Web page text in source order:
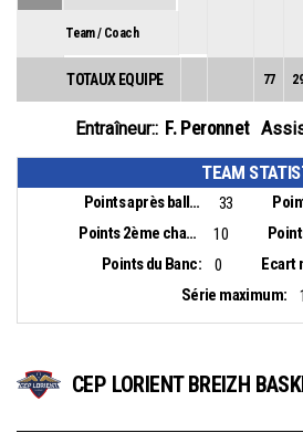
Team / Coach
TOTAUX EQUIPE 77
Entraîneur:: F. Peronnet
TEAM
Points après balles perdues: 33
Points 2ème chance:
10
Points du Banc:
0 Ecart
Série maximum:
CEP LORIENT BREIZH